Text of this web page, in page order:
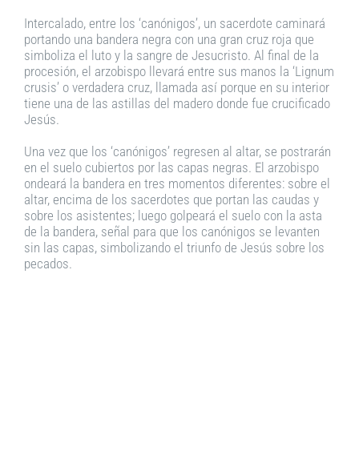
Intercalado, entre los ‘canónigos’, un sacerdote caminará
portando una bandera negra con una gran cruz roja que
simboliza el luto y la sangre de Jesucristo. Al final de la
procesión, el arzobispo llevará entre sus manos la ‘Lignum
crusis’ o verdadera cruz, llamada así porque en su interior
tiene una de las astillas del madero donde fue crucificado
Jesús.
Una vez que los ‘canónigos’ regresen al altar, se postrarán
en el suelo cubiertos por las capas negras. El arzobispo
ondeará la bandera en tres momentos diferentes: sobre el
altar, encima de los sacerdotes que portan las caudas y
sobre los asistentes; luego golpeará el suelo con la asta
de la bandera, señal para que los canónigos se levanten
sin las capas, simbolizando el triunfo de Jesús sobre los
pecados.